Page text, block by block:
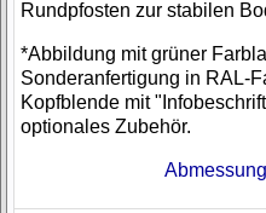
Rundpfosten zur stabilen
*Abbildung mit grüner
Sonderanfertigung in RAL-
Kopfblende mit
optionales Zubehör.